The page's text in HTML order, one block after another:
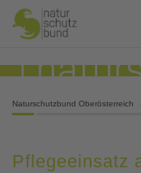
Naturschutzbund Oberösterreich
Pflegeeinsatz